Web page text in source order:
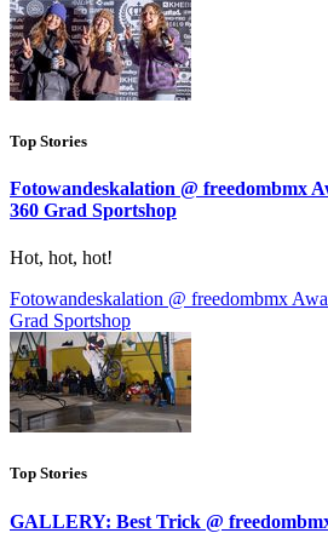
Top Stories
Fotowandeskalation @ freedombmx
360 Grad Sportshop
Hot, hot, hot!
Fotowandeskalation @ freedombmx
Grad Sportshop
Top Stories
GALLERY: Best Trick @